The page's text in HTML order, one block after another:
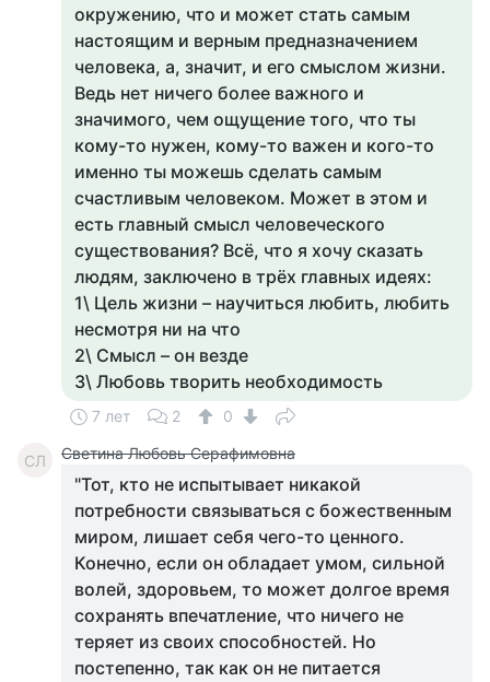
окружению, что и может стать самым
настоящим и верным предназначением
человека, а, значит, и его смыслом жизни.
Ведь нет ничего более важного и
значимого, чем ощущение того, что ты
кому-то нужен, кому-то важен и кого-то
именно ты можешь сделать самым
счастливым человеком. Может в этом и
есть главный смысл человеческого
существования? Всё, что я хочу сказать
людям, заключено в трёх главных идеях:
1\ Цель жизни – научиться любить, любить
несмотря ни на что
2\ Смысл – он везде
3\ Любовь творить необходимость
7 лет 2 0
СЛ Светина Любовь Серафимовна
"Тот, кто не испытывает никакой
потребности связываться с божественным
миром, лишает себя чего-то ценного.
Конечно, если он обладает умом, сильной
волей, здоровьем, то может долгое время
сохранять впечатление, что ничего не
теряет из своих способностей. Но
постепенно, так как он не питается